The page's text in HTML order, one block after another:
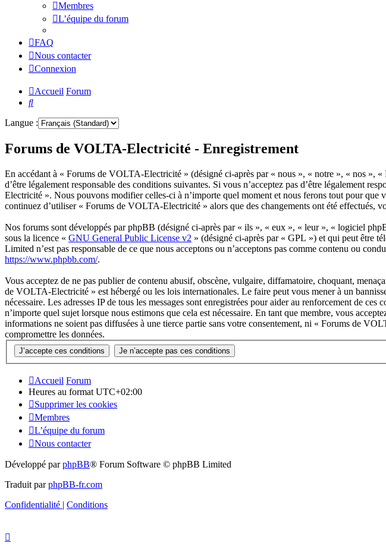
Membres
L’équipe du forum
FAQ
Nous contacter
Connexion
Accueil Forum
Rechercher
Langue :
Forums de VOLTA-Electricité - Enregistrement
En accédant à « Forums de VOLTA-Electricité » (désigné ci-après par « nous », « notre », « nos
d’être légalement responsable des conditions suivantes. Si vous n’acceptez pas d’être légalement
Electricité ». Nous pouvons modifier celles-ci à n’importe quel moment et nous ferons tout pour
continuez d’utiliser « Forums de VOLTA-Electricité » alors que des changements ont été effectués,
Nos forums sont développés par phpBB (désigné ci-après par « ils », « eux », « leur », « logiciel
sous la licence « GNU General Public License v2 » (désigné ci-après par « GPL ») et qui peut être
Limited n’est pas responsable de ce que nous acceptons ou n’acceptons pas comme contenu ou
https://www.phpbb.com/.
Vous acceptez de ne pas publier de contenu abusif, obscène, vulgaire, diffamatoire, choquant,
de VOLTA-Electricité » est hébergé ou les lois internationales. Le faire peut vous mener à un
nécessaire. Les adresses IP de tous les messages sont enregistrées pour aider au renforcement de
n’importe quel sujet lorsque nous estimons que cela est nécessaire. En tant que membre, vous
informations ne soient pas diffusées à une tierce partie sans votre consentement, ni « Forums de
compromettre les données.
Accueil Forum
Heures au format UTC+02:00
Supprimer les cookies
Membres
L’équipe du forum
Nous contacter
Développé parphpBB® Forum Software © phpBB Limited
Traduit parphpBB-fr.com
Confidentialité | Conditions